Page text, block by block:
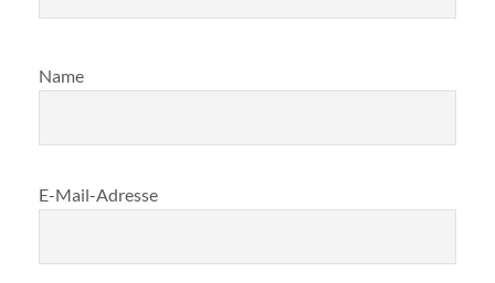
Name
E-Mail-Adresse